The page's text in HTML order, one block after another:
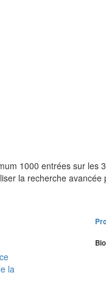
1000 entrées sur les
la recherche
la